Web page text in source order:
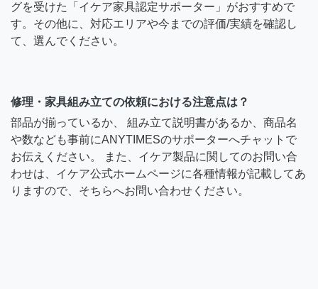
グを受けた「イケア家具認定サポーター」がおすすめで
す。その他に、対応エリアや今までの評価/実績を確認し
て、選んでください。
修理・家具組み立ての依頼における注意点は？
部品が揃っているか、 組み立て説明書があるか、商品名
や数なども事前にANYTIMESのサポーターへチャットで
お伝えください。 また、イケア製品に関してのお問い合
わせは、イケア公式ホームページに各種情報が記載してあ
りますので、そちらへお問い合わせください。